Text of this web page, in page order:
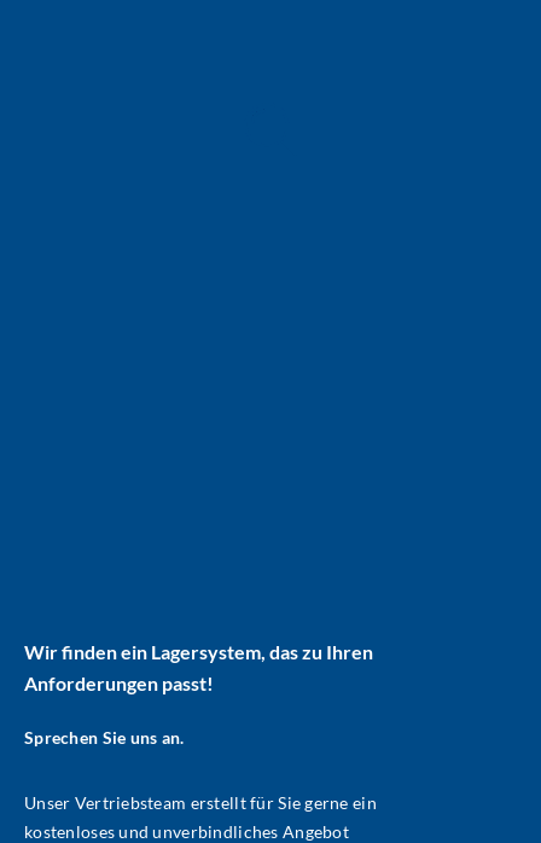
Wir finden ein Lagersystem, das zu Ihren
Anforderungen passt!
Sprechen Sie uns an.
Unser Vertriebsteam erstellt für Sie gerne ein
kostenloses und unverbindliches Angebot